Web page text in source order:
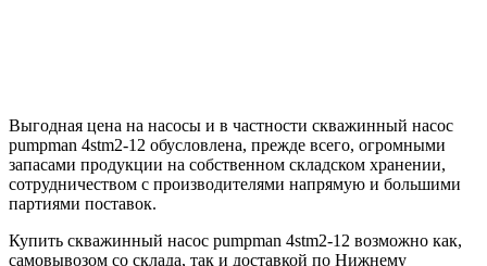
Выгодная цена на насосы и в частности скважинный насос
pumpman 4stm2-12 обусловлена, прежде всего, огромными
запасами продукции на собственном складском хранении,
сотрудничеством с производителями напрямую и большими
партиями поставок.
Купить скважинный насос pumpman 4stm2-12 возможно как,
самовывозом со склада, так и доставкой по Нижнему